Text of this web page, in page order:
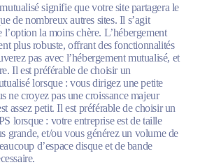
signifie que votre site partagera le
de nombreux autres sites. Il s’agit
l’option la moins chère. L’hébergement
plus robuste, offrant des fonctionnalités
pas avec l’hébergement mutualisé, et
Il est préférable de choisir un
lorsque : vous dirigez une petite
ne croyez pas une croissance majeur
assez petit. Il est préférable de choisir un
lorsque : votre entreprise est de taille
grande, et/ou vous générez un volume de
d’espace disque et de bande